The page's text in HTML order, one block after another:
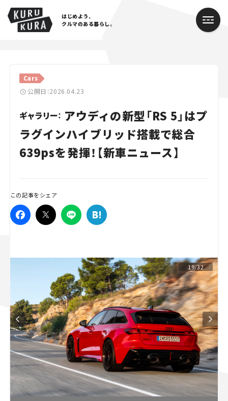
はじめよう、
クルマのある暮らし。
Cars
公開日：2026.04.23
ギャラリー： アウディの新型「RS 5」はプ
ラグインハイブリッド搭載で総合
639psを発揮！【新車ニュース】
この記事をシェア
19/32
Cars
Lifestyle
Traffic
Special
Campaign
人気のハッシュタグ